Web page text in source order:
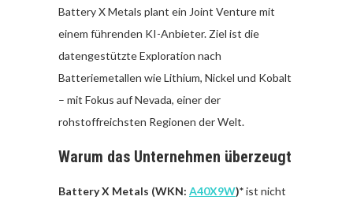
Battery X Metals plant ein Joint Venture mit
einem führenden KI-Anbieter. Ziel ist die
datengestützte Exploration nach
Batteriemetallen wie Lithium, Nickel und Kobalt
– mit Fokus auf Nevada, einer der
rohstoffreichsten Regionen der Welt.
Warum das Unternehmen überzeugt
Battery X Metals (WKN: A40X9W)*ist nicht